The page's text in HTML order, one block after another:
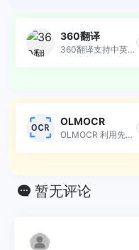
360翻译
360翻译支持中英深度互译，提...
OLMOCR
OLMOCR 利用先进的大型语言模...
暂无评论